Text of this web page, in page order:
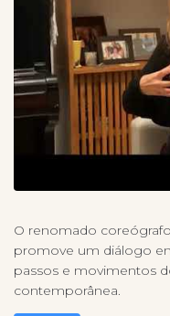
O renomado
promove um diálogo
passos e movimentos
contemporânea.